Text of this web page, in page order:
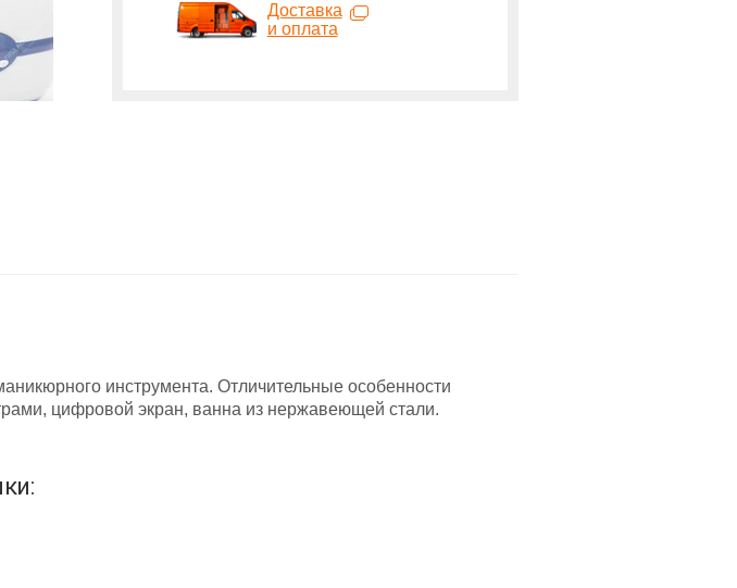
Доставка
и оплата
инструмента. Отличительные особенности
цифровой экран, ванна из нержавеющей стали.